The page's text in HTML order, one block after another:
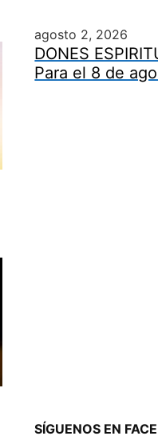
agosto 2, 2026
DONES
Para el 8 de
SÍGUENOS EN